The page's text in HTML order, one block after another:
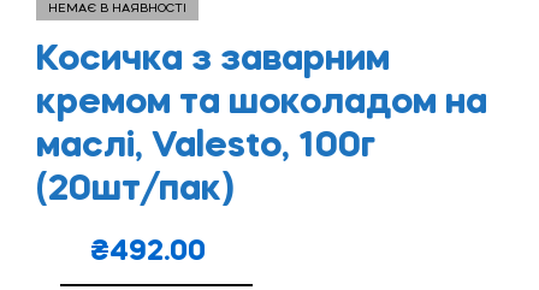
НЕМАЄ В НАЯВНОСТІ
Косичка з заварним
кремом та шоколадом на
маслі, Valesto, 100г
(20шт/пак)
₴492.00